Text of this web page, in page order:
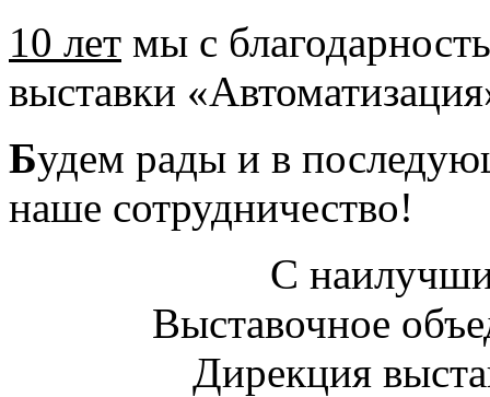
10 лет мы с
выставки
Будем рады и в
наше сотрудничество!
С
Выставочное
Дирекция